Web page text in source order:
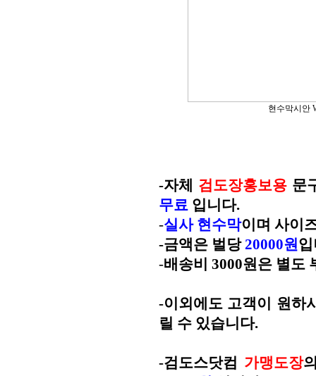
현수막시안
-자체 검도장홍보용 문
무료입니다.
-실사 현수막이며 사이
-금액은 벌당20000원
-배송비 3000원은 별도
-이외에도 고객이 원하
릴 수 있습니다.
-검도스닷컴 가맹도장